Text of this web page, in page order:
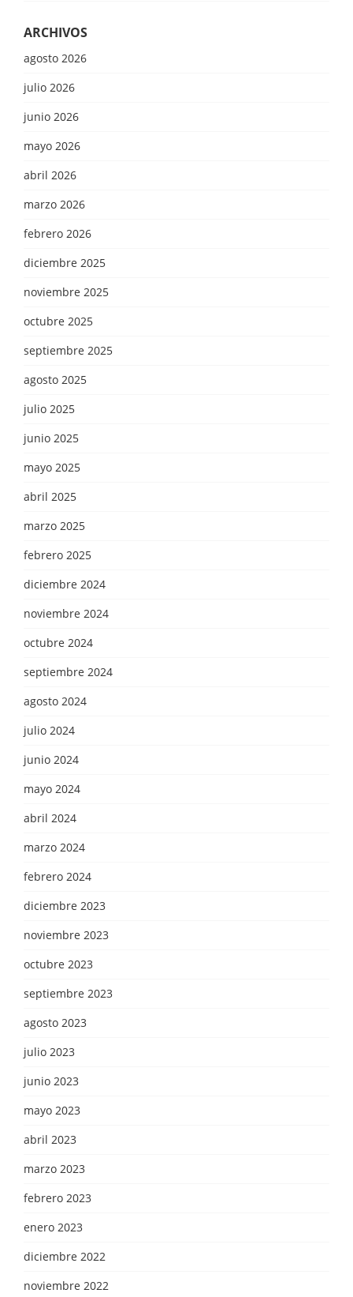
ARCHIVOS
agosto 2026
julio 2026
junio 2026
mayo 2026
abril 2026
marzo 2026
febrero 2026
diciembre 2025
noviembre 2025
octubre 2025
septiembre 2025
agosto 2025
julio 2025
junio 2025
mayo 2025
abril 2025
marzo 2025
febrero 2025
diciembre 2024
noviembre 2024
octubre 2024
septiembre 2024
agosto 2024
julio 2024
junio 2024
mayo 2024
abril 2024
marzo 2024
febrero 2024
diciembre 2023
noviembre 2023
octubre 2023
septiembre 2023
agosto 2023
julio 2023
junio 2023
mayo 2023
abril 2023
marzo 2023
febrero 2023
enero 2023
diciembre 2022
noviembre 2022